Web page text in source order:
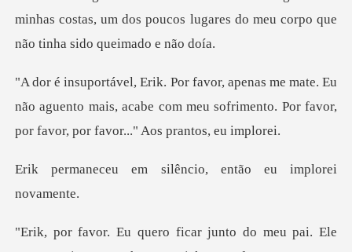
minhas costas, um dos p
Eu
não aguento mais, acabe com meu sofrimento. Por fav
silêncio, então eu
i. Ele